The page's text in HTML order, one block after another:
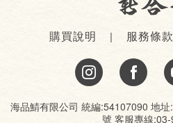
購買說明 服務條款
海品鯖有限公司 統編:54107090 地
號 客服專線